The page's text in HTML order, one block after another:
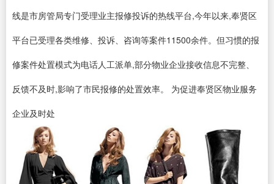
线是市房管局专门受理业主报修投诉的热线平台,今年以来,奉贤区
平台已受理各类维修、投诉、咨询等案件11500余件。但习惯的报
修案件处置模式为电话人工派单,部分物业企业接收信息不完整、
反馈不及时,影响了市民报修的处置效率。 为促进奉贤区物业服务
企业及时处